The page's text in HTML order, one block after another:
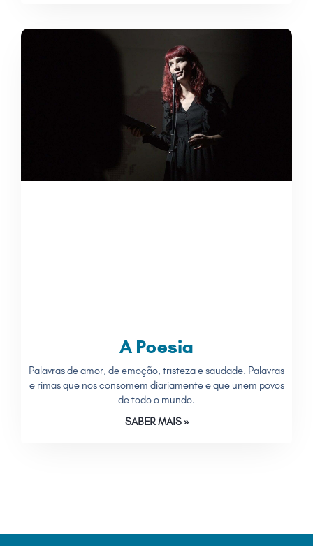
A Poesia
Palavras de amor, de emoção, tristeza e saudade. Palavras
e rimas que nos consomem diariamente e que unem povos
de todo o mundo.
SABER MAIS »